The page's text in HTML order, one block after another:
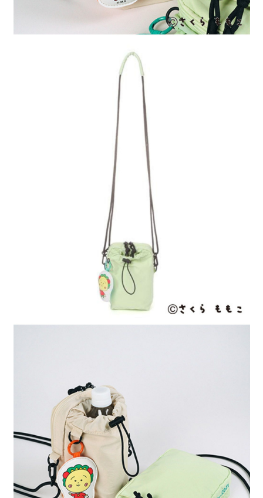
時審查核予不同之上限額度；若仍有額度不足之情形，本公司將視審查結果
５．嚴禁一人註冊多個帳號或使用他人資訊註冊。若發現惡意使用之情形，
恩沛科技股份有限公司將有權停止該用戶之使用額度並採取法律行動。